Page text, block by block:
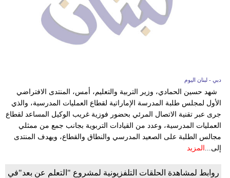
دبي - لبنان اليوم
شهد حسين الحمادي، وزير التربية والتعليم، أمس، المنتدى الافتراضي
الأول لمجلس طلبة المدرسة الإماراتية لقطاع العمليات المدرسية، والذي
جرى عبر تقنية الاتصال المرئي بحضور فوزية غريب الوكيل المساعد لقطاع
العمليات المدرسية، وعدد من القيادات التربوية بجانب جمع من ممثلي
مجالس الطلبة على الصعيد المدرسي والنطاق والقطاع، ويهدف المنتدى
إلى... المزيد
روابط لمشاهدة الحلقات التلفزيونية لمشروع "التعلم عن بعد"في